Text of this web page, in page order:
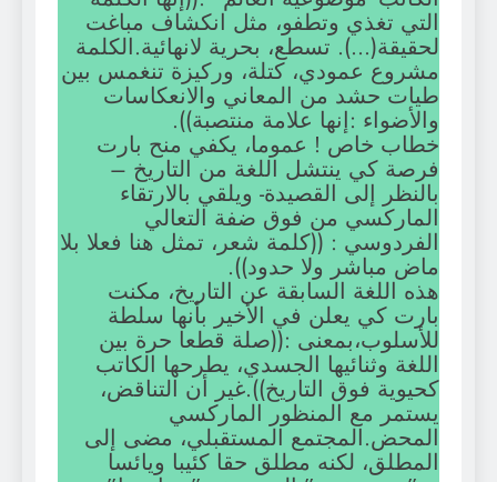
التي تغذي وتطفو، مثل انكشاف مباغت
لحقيقة(…). تسطع، بحرية لانهائية.الكلمة
مشروع عمودي، كتلة، وركيزة تنغمس بين
طيات حشد من المعاني والانعكاسات
والأضواء :إنها علامة منتصبة)).
خطاب خاص ! عموما، يكفي منح بارت
فرصة كي ينتشل اللغة من التاريخ –
بالنظر إلى القصيدة- ويلقي بالارتقاء
الماركسي من فوق ضفة التعالي
الفردوسي : ((كلمة شعر، تمثل هنا فعلا بلا
ماض مباشر ولا حدود)).
هذه اللغة السابقة عن التاريخ، مكنت
بارت كي يعلن في الأخير بأنها سلطة
للأسلوب،بمعنى :((صلة قطعا حرة بين
اللغة وثنائيها الجسدي، يطرحها الكاتب
كحيوية فوق التاريخ)).غير أن التناقض،
يستمر مع المنظور الماركسي
المحض.المجتمع المستقبلي، مضى إلى
المطلق، لكنه مطلق حقا كئيبا ويائسا